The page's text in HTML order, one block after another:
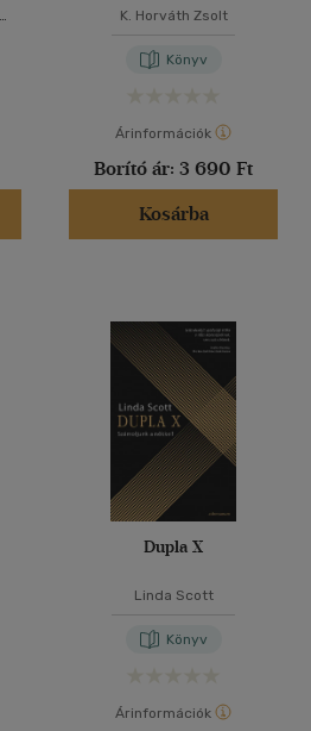
K. Horváth Zsolt
Könyv
Árinformációk
Borító ár: 3 690 Ft
Kosárba
Dupla X
Linda Scott
Könyv
Árinformációk